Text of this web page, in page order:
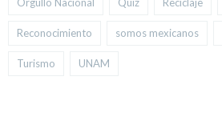
Reconocimiento somos mexicanos
Turismo UNAM